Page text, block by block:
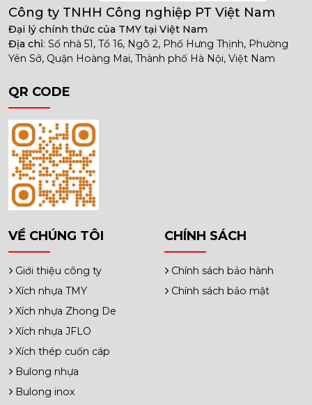
Công ty TNHH Công nghiệp PT Việt Nam
Đại lý chính thức của TMY tại Việt Nam
Địa chỉ: Số nhà 51, Tổ 16, Ngõ 2, Phố Hưng Thịnh, Phường
Yên Sở, Quận Hoàng Mai, Thành phố Hà Nội, Việt Nam
QR CODE
VỀ CHÚNG TÔI
Giới thiệu công ty
Xích nhựa TMY
Xích nhựa Zhong De
Xích nhựa JFLO
Xích thép cuốn cáp
Bulong nhựa
Bulong inox
CHÍNH SÁCH
Chính sách bảo hành
Chính sách bảo mật